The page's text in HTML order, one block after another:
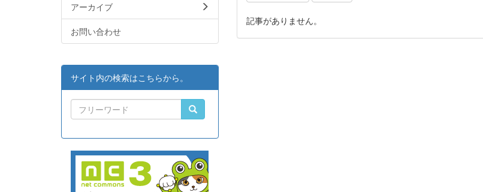
記事がありません。
アーカイブ
お問い合わせ
サイト内の検索はこちらから。